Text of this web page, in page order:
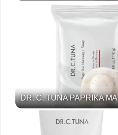
DR. C. TUNA PAPRIKA